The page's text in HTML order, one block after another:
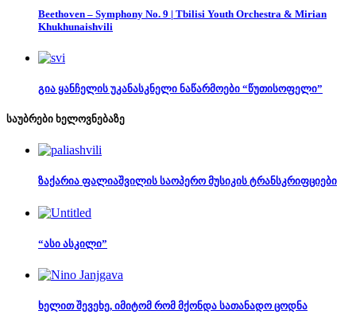
Beethoven – Symphony No. 9 | Tbilisi Youth Orchestra & Mirian
Khukhunaishvili
გია ყანჩელის უკანასკნელი ნაწარმოები “წუთისოფელი”
საუბრები ხელოვნებაზე
ზაქარია ფალიაშვილის საოპერო მუსიკის ტრანსკრიფციები
“ასი ასკილი”
ხელით შევეხე, იმიტომ რომ მქონდა სათანადო ცოდნა